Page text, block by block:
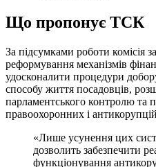
Що пропонує ТСК
За підсумками роботи комісія
реформування механізмів
удосконалити процедури
способу життя посадовців,
парламентського контролю та
правоохоронних і
«Лише усунення цих
дозволить забезпечити
функціонування